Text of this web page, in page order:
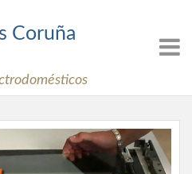
Coruña